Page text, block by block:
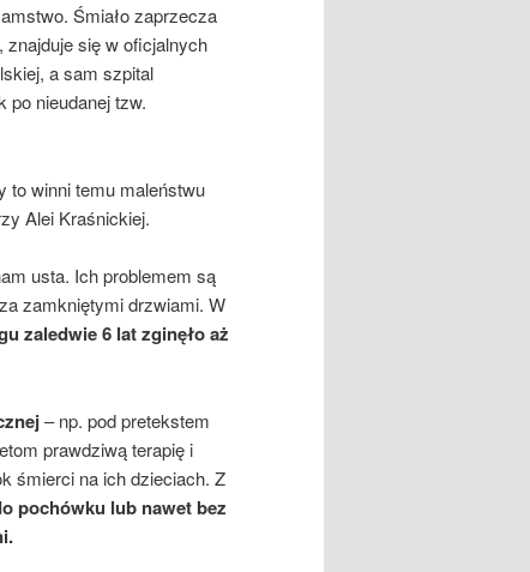
Śmiało zaprzecza
, znajduje się w oficjalnych
a sam szpital
po nieudanej tzw.
to winni temu maleństwu
Alei Kraśnickiej.
usta. Ich problemem są
zamkniętymi drzwiami. W
zaledwie 6 lat zginęło aż
– np. pod pretekstem
prawdziwą terapię i
śmierci na ich dzieciach. Z
pochówku lub nawet bez